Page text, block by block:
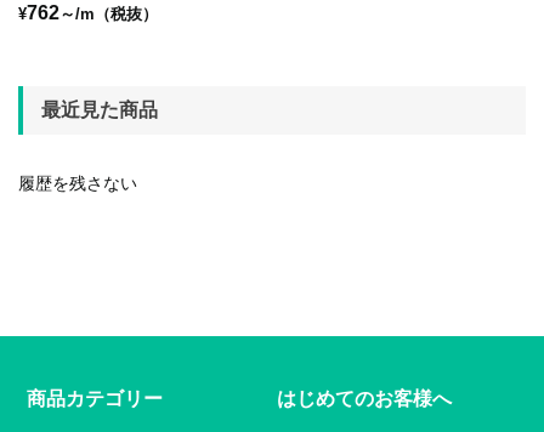
¥762～/m（税抜）
最近見た商品
履歴を残さない
商品カテゴリー はじめてのお客様へ